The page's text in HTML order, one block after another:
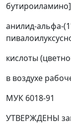
бутироиламино]
анилид-альфа-
кислоты
в воздухе
МУК 6018-91
УТВЕРЖДЕНЫ